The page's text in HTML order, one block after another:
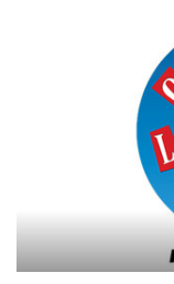
minuscola su una
2015 un’altra donna
colpevoli per un solo